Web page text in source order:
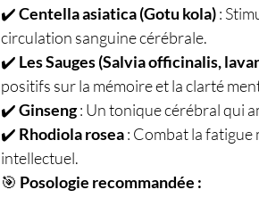
✔️ Centella asiatica (Gotu kola) :
circulation sanguine cérébrale.
✔️ Les Sauges (Salvia officinalis,
positifs sur la mémoire et la clarté
✔️ Ginseng : Un tonique cérébral qui
✔️ Rhodiola rosea : Combat la fatigue
intellectuel.
🎯 Posologie recommandée :